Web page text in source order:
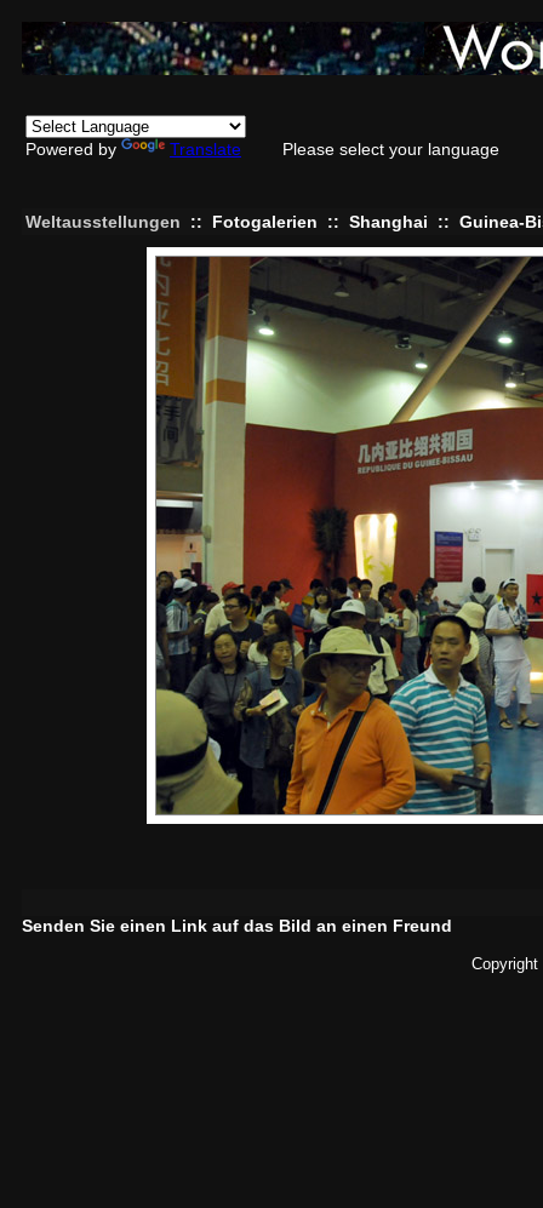
Powered by Translate Please select your language
Weltausstellungen :: Fotogalerien :: Shanghai :: Guinea-
Senden Sie einen Link auf das Bild an einen Freund